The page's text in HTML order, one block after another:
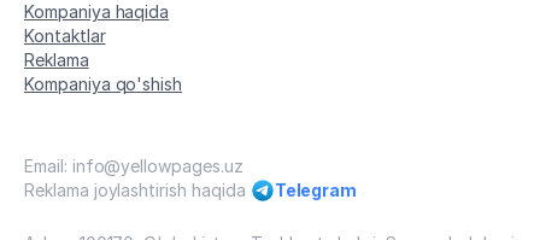
Kompaniya haqida
Kontaktlar
Reklama
Kompaniya qo'shish
Email: info@yellowpages.uz
Reklama joylashtirish haqida
Telegram